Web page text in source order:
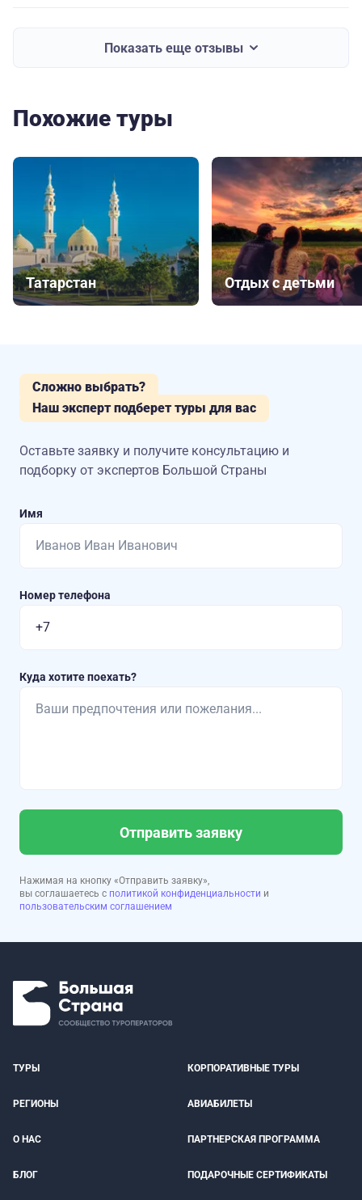
Показать еще отзывы
Похожие туры
Татарстан Отдых с детьми
Сложно выбрать?
Наш эксперт подберет туры для вас
Оставьте заявку и получите консультацию и
подборку от экспертов Большой Страны
Имя
Номер телефона
Куда хотите поехать?
Отправить заявку
Нажимая на кнопку «Отправить заявку»,
вы соглашаетесь с политикой конфиденциальности и
пользовательским соглашением
ТУРЫ КОРПОРАТИВНЫЕ ТУРЫ
РЕГИОНЫ АВИАБИЛЕТЫ
О НАС ПАРТНЕРСКАЯ ПРОГРАММА
БЛОГ ПОДАРОЧНЫЕ СЕРТИФИКАТЫ